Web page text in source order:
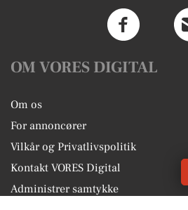
OM VORES DIGITAL
Om os
For annoncører
Vilkår og Privatlivspolitik
Kontakt VORES Digital
Administrer samtykke